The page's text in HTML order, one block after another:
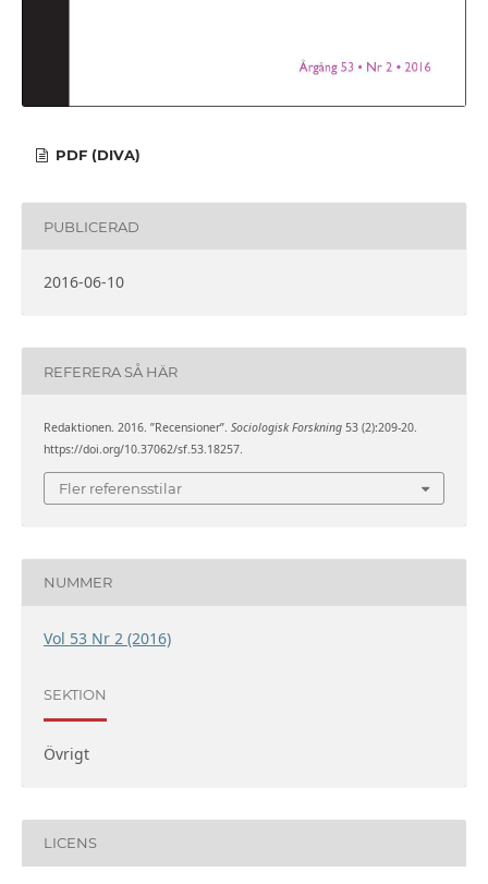
PDF (DIVA)
PUBLICERAD
2016-06-10
REFERERA SÅ HÄR
Redaktionen. 2016. ”Recensioner”. Sociologisk Forskning53 (2):209-20.
https://doi.org/10.37062/sf.53.18257.
Fler referensstilar
NUMMER
Vol 53 Nr 2 (2016)
SEKTION
Övrigt
LICENS